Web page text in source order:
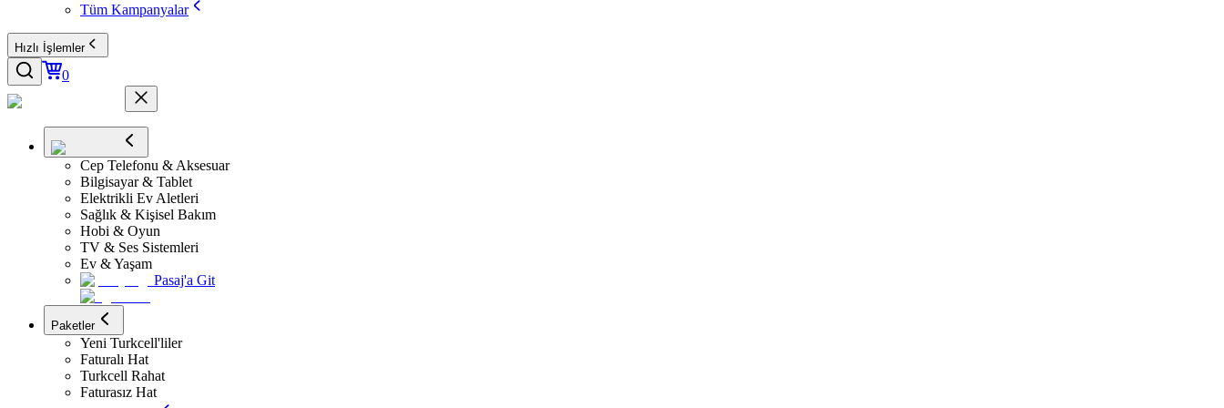
Tüm Kampanyalar
Hızlı İşlemler
0
Cep Telefonu & Aksesuar
Bilgisayar & Tablet
Elektrikli Ev Aletleri
Sağlık & Kişisel Bakım
Hobi & Oyun
TV & Ses Sistemleri
Ev & Yaşam
Pasaj'a Git
Paketler
Yeni Turkcell'liler
Faturalı Hat
Turkcell Rahat
Faturasız Hat